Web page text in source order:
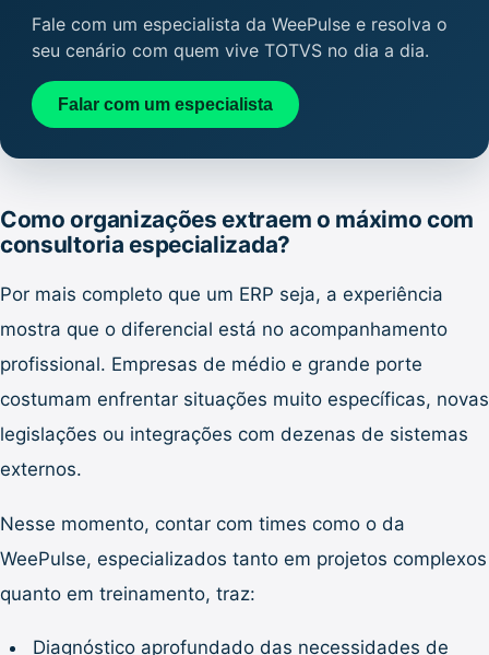
Fale com um especialista da WeePulse e resolva o
seu cenário com quem vive TOTVS no dia a dia.
Falar com um especialista
Como organizações extraem o máximo com
consultoria especializada?
Por mais completo que um ERP seja, a experiência
mostra que o diferencial está no acompanhamento
profissional. Empresas de médio e grande porte
costumam enfrentar situações muito específicas, novas
legislações ou integrações com dezenas de sistemas
externos.
Nesse momento, contar com times como o da
WeePulse, especializados tanto em projetos complexos
quanto em treinamento, traz:
Diagnóstico aprofundado das necessidades de